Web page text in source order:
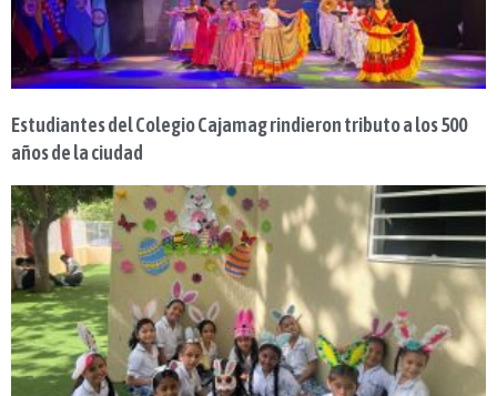
Estudiantes del Colegio Cajamag rindieron tributo a los 500
años de la ciudad